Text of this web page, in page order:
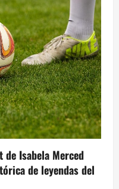
de Isabela Merced
de leyendas del